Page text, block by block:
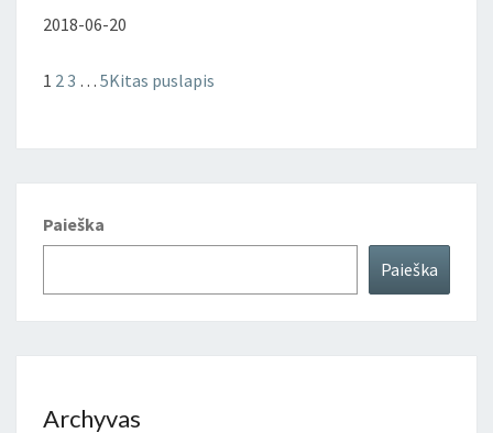
2018-06-20
1 23 … 5Kitas puslapis
Paieška
Paieška
Archyvas